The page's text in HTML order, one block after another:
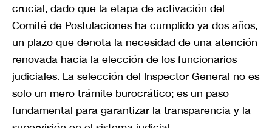
crucial, dado que la etapa de activación del
Comité de Postulaciones ha cumplido ya dos años,
un plazo que denota la necesidad de una atención
renovada hacia la elección de los funcionarios
judiciales. La selección del Inspector General no es
solo un mero trámite burocrático; es un paso
fundamental para garantizar la transparencia y la